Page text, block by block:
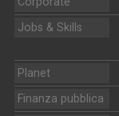
Jobs & Skills
Planet
Finanza pubblica